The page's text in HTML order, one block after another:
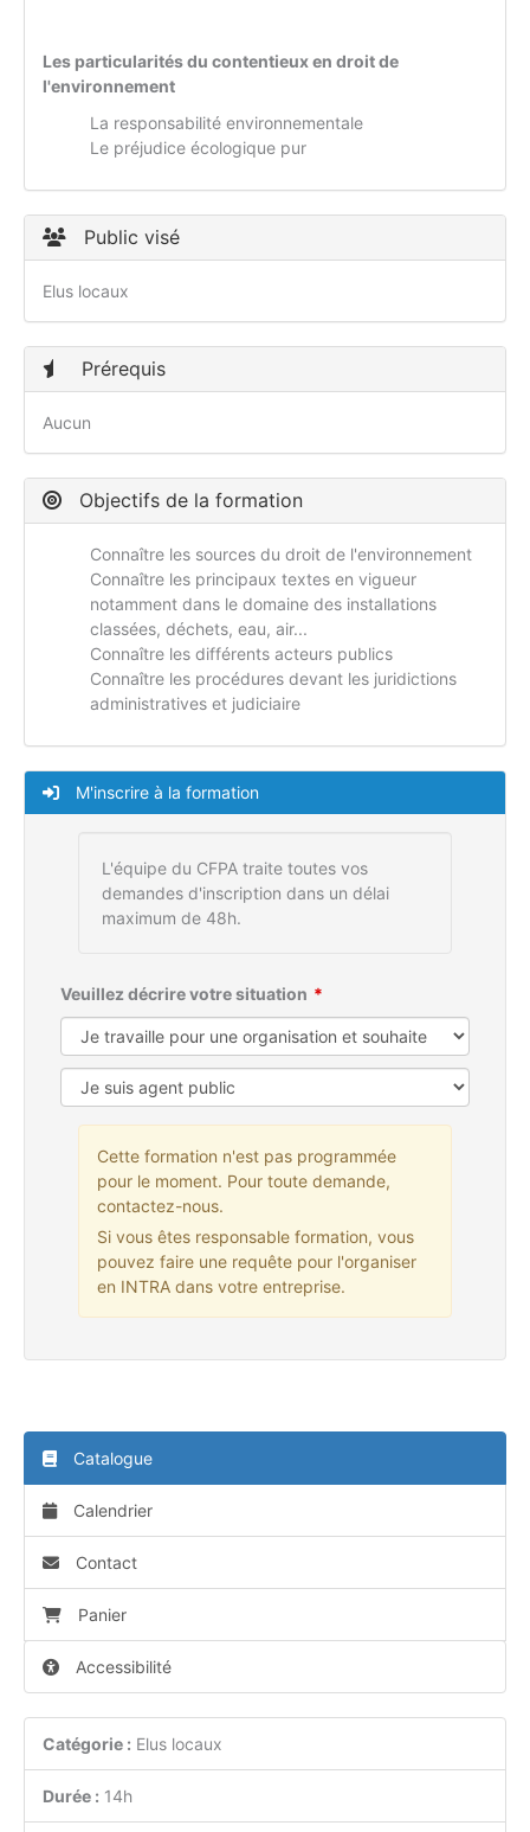
Les particularités du contentieux en droit de
l'environnement
La responsabilité environnementale
Le préjudice écologique pur
Public visé
Elus locaux
Prérequis
Aucun
Objectifs de la formation
Connaître les sources du droit de l'environnement
Connaître les principaux textes en vigueur
notamment dans le domaine des installations
classées, déchets, eau, air...
Connaître les différents acteurs publics
Connaître les procédures devant les juridictions
administratives et judiciaire
M'inscrire à la formation
L'équipe du CFPA traite toutes vos
demandes d'inscription dans un délai
maximum de 48h.
Veuillez décrire votre situation
Cette formation n'est pas programmée
pour le moment. Pour toute demande,
contactez-nous.
Si vous êtes responsable formation, vous
pouvez faire une requête pour l'organiser
en INTRA dans votre entreprise.
Catalogue
Calendrier
Contact
Panier
Accessibilité
Catégorie : Elus locaux
Durée : 14h